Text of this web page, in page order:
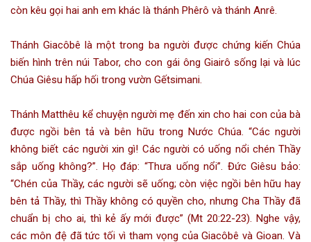
còn kêu gọi hai anh em khác là thánh Phêrô và thánh Anrê.
Thánh Giacôbê là một trong ba người được chứng kiến Chúa
biến hình trên núi Tabor, cho con gái ông Giairô sống lại và lúc
Chúa Giêsu hấp hối trong vườn Gếtsimani.
Thánh Matthêu kể chuyện người mẹ đến xin cho hai con của bà
được ngồi bên tả và bên hữu trong Nước Chúa. “Các người
không biết các người xin gì! Các người có uống nổi chén Thầy
sắp uống không?”. Họ đáp: “Thưa uống nổi”. Đức Giêsu bảo:
“Chén của Thầy, các người sẽ uống; còn việc ngồi bên hữu hay
bên tả Thầy, thì Thầy không có quyền cho, nhưng Cha Thầy đã
chuẩn bị cho ai, thì kẻ ấy mới được” (Mt 20:22-23). Nghe vậy,
các môn đệ đã tức tối vì tham vọng của Giacôbê và Gioan. Và